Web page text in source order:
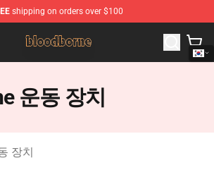
shipping on orders over $100
- Official Bloodborne Merchandise
운동 장치
장치